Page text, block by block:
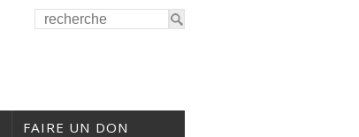
FAIRE UN DON